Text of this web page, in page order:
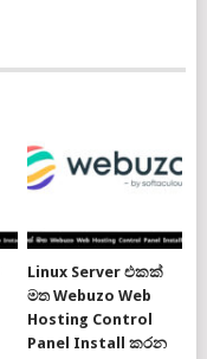
Linux Server එකක්
මත Webuzo Web
Hosting Control
Panel Install කරන